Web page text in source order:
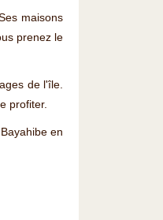
maisons
prenez le
de l'île.
profiter.
en